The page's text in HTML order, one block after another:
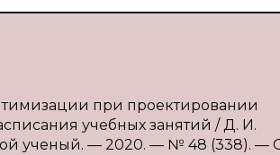
при проектировании
учебных занятий / Д. И.
ученый. — 2020. — № 48 (338). — С.